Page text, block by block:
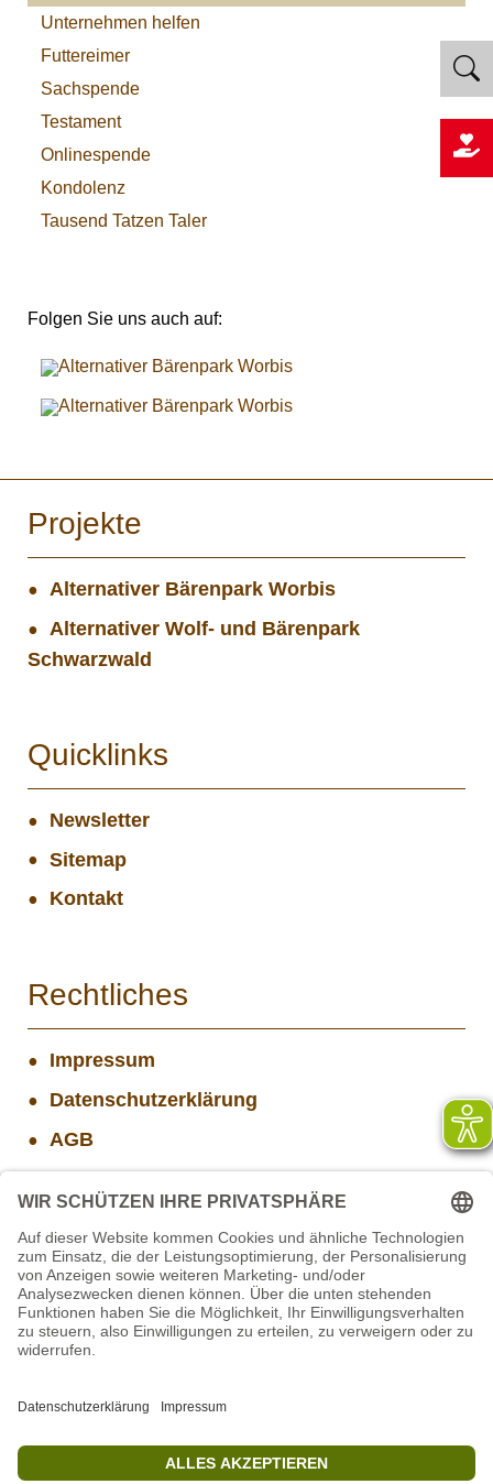
Unternehmen helfen
Futtereimer
Sachspende
Testament
Onlinespende
Kondolenz
Tausend Tatzen Taler
Folgen Sie uns auch auf:
Projekte
Alternativer Bärenpark Worbis
Alternativer Wolf- und Bärenpark
Schwarzwald
Quicklinks
Newsletter
Sitemap
Kontakt
Rechtliches
Impressum
Datenschutzerklärung
AGB
Widerrufsbelehrung
Aktuelle Stellenangebote
Mitarbeiter(w/m/d) Imbiss - Betrieb im Projekt
STIFTUNG für BÄREN - Stellvertretende